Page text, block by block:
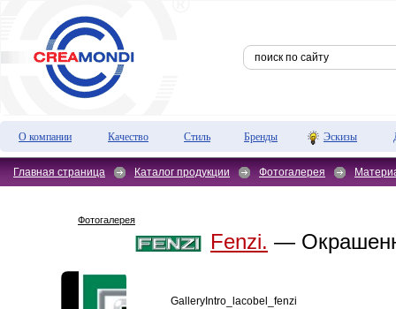
О компании Качество Стиль Бренды Эскизы
Главная страница Каталог продукции Фотогалерея
Фотогалерея
Fenzi. —
GalleryIntro_lacobel_fenzi